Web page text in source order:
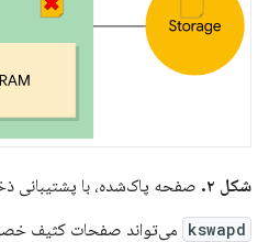
شکل ۲. صفحه پاک‌شده، با پشتیبانی
kswapd می‌تواند صفحات کثیف